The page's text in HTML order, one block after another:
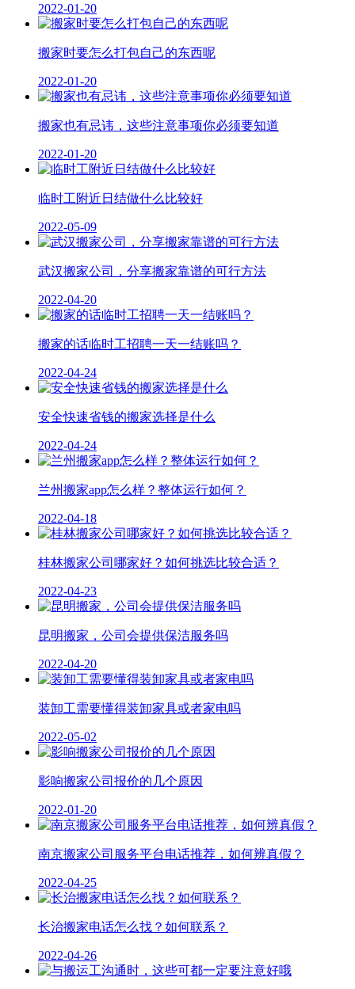
2022-01-20
搬家时要怎么打包自己的东西呢
2022-01-20
搬家也有忌讳，这些注意事项你必须要知道
2022-01-20
临时工附近日结做什么比较好
2022-05-09
武汉搬家公司，分享搬家靠谱的可行方法
2022-04-20
搬家的话临时工招聘一天一结账吗？
2022-04-24
安全快速省钱的搬家选择是什么
2022-04-24
兰州搬家app怎么样？整体运行如何？
2022-04-18
桂林搬家公司哪家好？如何挑选比较合适？
2022-04-23
昆明搬家，公司会提供保洁服务吗
2022-04-20
装卸工需要懂得装卸家具或者家电吗
2022-05-02
影响搬家公司报价的几个原因
2022-01-20
南京搬家公司服务平台电话推荐，如何辨真假？
2022-04-25
长治搬家电话怎么找？如何联系？
2022-04-26